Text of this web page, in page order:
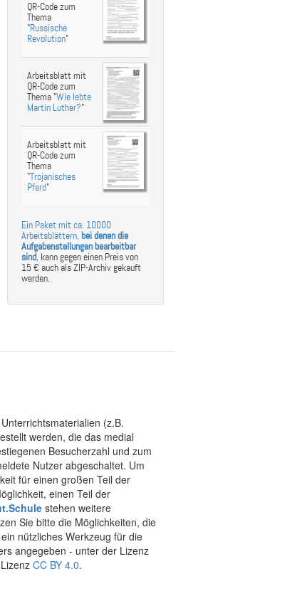
QR-Code zum
Thema
"Russische
Revolution"
Arbeitsblatt mit
QR-Code zum
Thema "Wie lebte
Martin Luther?"
Arbeitsblatt mit
QR-Code zum
Thema
"Trojanisches
Pferd"
Ein Paket mit ca. 10000
Arbeitsblättern, bei denen die
Aufgabenstellungen bearbeitbar
sind, kann gegen einen Preis von
15 € auch als ZIP-Archiv gekauft
werden.
(z.B.
werden, die das medial
Besucherzahl und zum
Nutzer abgeschaltet. Um
für einen großen Teil der
einen Teil der
stehen weitere
Sie bitte die Möglichkeiten, die
nützliches Werkzeug für die
angegeben - unter der Lizenz
CC BY 4.0.